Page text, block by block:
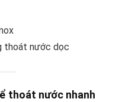
thoát nước dọc
thoát nước nhanh